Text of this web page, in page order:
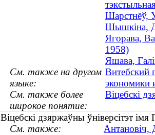
Шарстнёў,
Шышкіна,
Ягорава,
1958)
Яшава,
См. также на другом
языке:
Витебский
экономики
См. также более
широкое понятие:
Віцебскі
Віцебскі дзяржаўны ўніверсітэт
См. также:
Антановіч,